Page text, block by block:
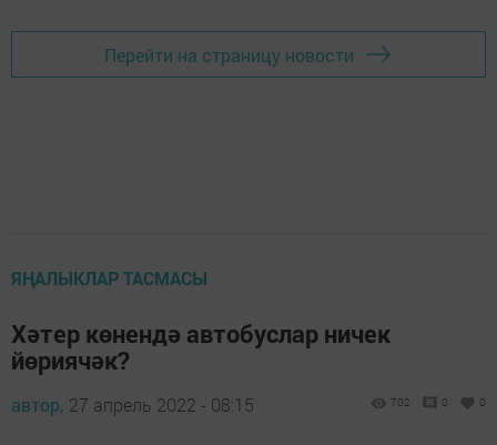
Перейти на страницу новости
ЯҢАЛЫКЛАР ТАСМАСЫ
Хәтер көнендә автобуслар ничек
йөриячәк?
автор, 27 апрель 2022 - 08:15 702 0 0